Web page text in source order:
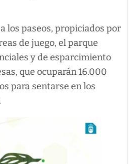
los paseos, propiciados por
de juego, el parque
y de esparcimiento
que ocuparán 16.000
para sentarse en los